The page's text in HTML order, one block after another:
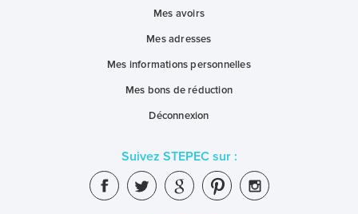
Mes avoirs
Mes adresses
Mes informations personnelles
Mes bons de réduction
Déconnexion
Suivez STEPEC sur :